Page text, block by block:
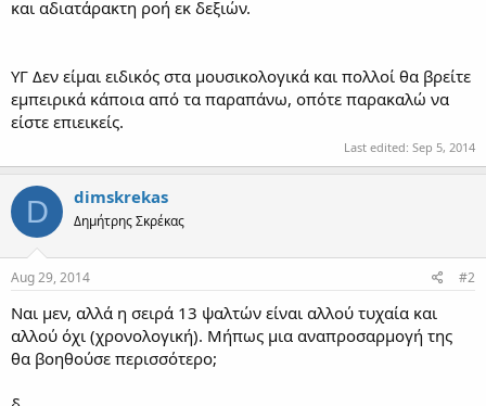
και αδιατάρακτη ροή εκ δεξιών.
ΥΓ Δεν είμαι ειδικός στα μουσικολογικά και πολλοί θα βρείτε
εμπειρικά κάποια από τα παραπάνω, οπότε παρακαλώ να
είστε επιεικείς.
Last edited: Sep 5, 2014
D dimskrekas
Δημήτρης Σκρέκας
Aug 29, 2014 #2
Ναι μεν, αλλά η σειρά 13 ψαλτών είναι αλλού τυχαία και
αλλού όχι (χρονολογική). Μήπως μια αναπροσαρμογή της
θα βοηθούσε περισσότερο;